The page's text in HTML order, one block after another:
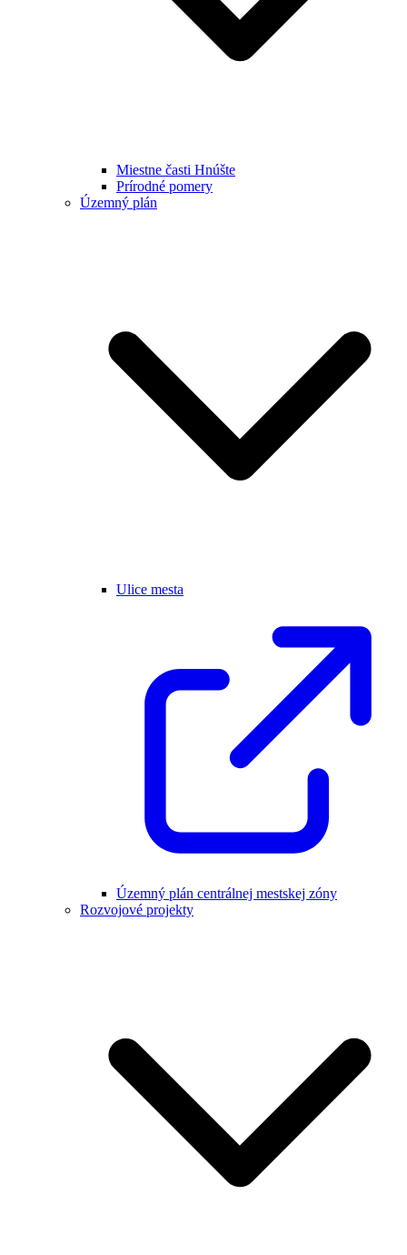
Miestne časti Hnúšte
Prírodné pomery
Územný plán
Ulice mesta
Územný plán centrálnej mestskej zóny
Rozvojové projekty